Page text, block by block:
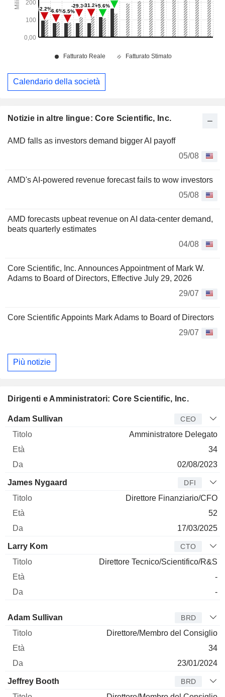
Notizie in altre lingue: Core Scientific, Inc.
AMD falls as investors demand bigger AI payoff
05/08
AMD's AI-powered revenue forecast fails to wow investors
05/08
AMD forecasts upbeat revenue on AI data-center demand,
beats quarterly estimates
04/08
Core Scientific, Inc. Announces Appointment of Mark W.
Adams to Board of Directors, Effective July 29, 2026
29/07
Core Scientific Appoints Mark Adams to Board of Directors
29/07
Più notizie
Dirigenti e Amministratori: Core Scientific, Inc.
Manager Titolo
Adam Sullivan CEO
Amministratore Delegato
34
02/08/2023
James Nygaard DFI
Direttore Finanziario/CFO
52
17/03/2025
Larry Kom CTO
Direttore Tecnico/Scientifico/R&S
-
-
Amministratore
Adam Sullivan BRD
Direttore/Membro del Consiglio
34
23/01/2024
Jeffrey Booth BRD
Calendario della società